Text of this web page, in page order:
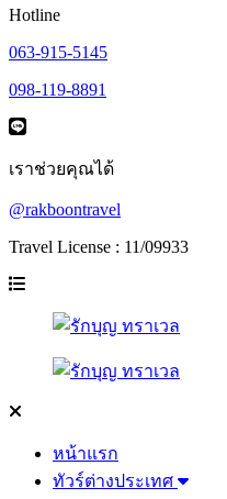
Hotline
063-915-5145
098-119-8891
เราช่วยคุณได้
@rakboontravel
Travel License : 11/09933
หน้าแรก
ทัวร์ต่างประเทศ